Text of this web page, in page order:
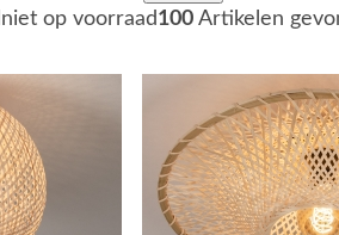
niet op voorraad100 Artikelen
Bekijk